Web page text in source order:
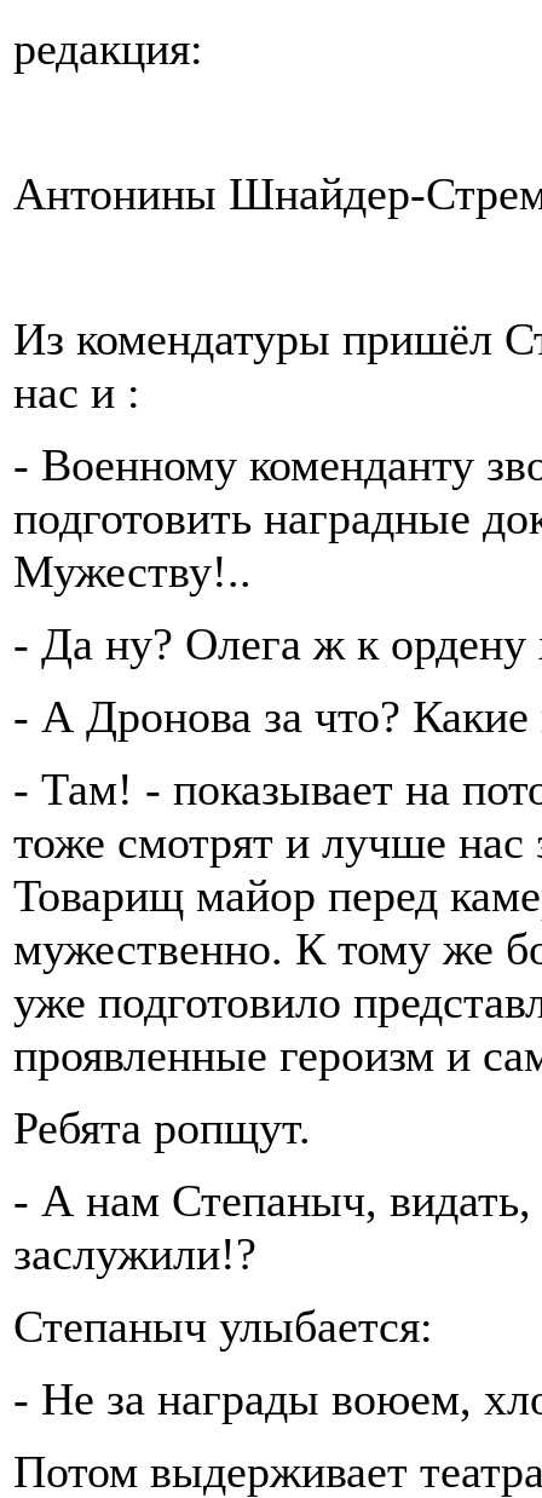
редакция:
Антонины Шнайдер-
Из комендатуры пришёл
нас и :
- Военному коменданту
подготовить наградные
Мужеству!..
- Да ну? Олега ж к ордену
- А Дронова за что? Какие
- Там! - показывает на
тоже смотрят и лучше нас
Товарищ майор перед
мужественно. К тому же
уже подготовило
проявленные героизм и
Ребята ропщут.
- А нам Степаныч, видать,
заслужили!?
Степаныч улыбается:
- Не за награды воюем,
Потом выдерживает